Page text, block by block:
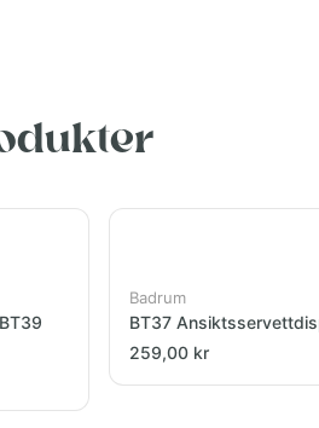
Badrum
BT37
259,00 kr